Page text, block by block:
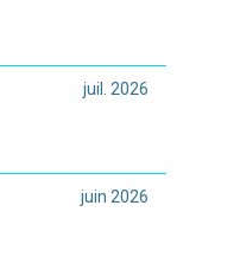
juil. 2026
juin 2026